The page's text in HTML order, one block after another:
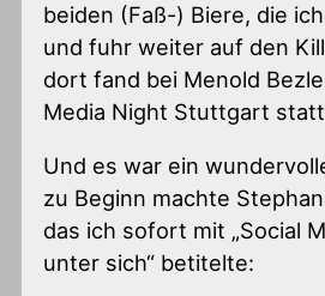
beiden (Faß-) Biere, die
und fuhr weiter auf den
dort fand bei Menold
Media Night Stuttgart
Und es war ein
zu Beginn machte
das ich sofort mit „Social
unter sich“ betitelte: